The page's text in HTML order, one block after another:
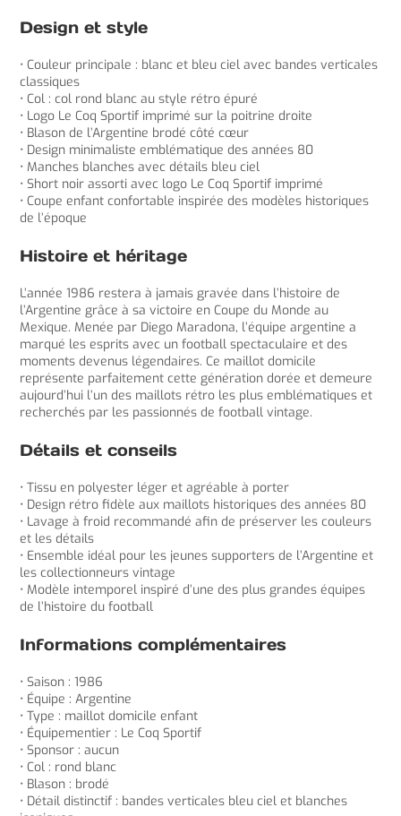
Design et style
• Couleur principale : blanc et bleu ciel avec bandes verticales
classiques
• Col : col rond blanc au style rétro épuré
• Logo Le Coq Sportif imprimé sur la poitrine droite
• Blason de l’Argentine brodé côté cœur
• Design minimaliste emblématique des années 80
• Manches blanches avec détails bleu ciel
• Short noir assorti avec logo Le Coq Sportif imprimé
• Coupe enfant confortable inspirée des modèles historiques
de l’époque
Histoire et héritage
L’année 1986 restera à jamais gravée dans l’histoire de
l’Argentine grâce à sa victoire en Coupe du Monde au
Mexique. Menée par Diego Maradona, l’équipe argentine a
marqué les esprits avec un football spectaculaire et des
moments devenus légendaires. Ce maillot domicile
représente parfaitement cette génération dorée et demeure
aujourd’hui l’un des maillots rétro les plus emblématiques et
recherchés par les passionnés de football vintage.
Détails et conseils
• Tissu en polyester léger et agréable à porter
• Design rétro fidèle aux maillots historiques des années 80
• Lavage à froid recommandé afin de préserver les couleurs
et les détails
• Ensemble idéal pour les jeunes supporters de l’Argentine et
les collectionneurs vintage
• Modèle intemporel inspiré d’une des plus grandes équipes
de l’histoire du football
Informations complémentaires
• Saison : 1986
• Équipe : Argentine
• Type : maillot domicile enfant
• Équipementier : Le Coq Sportif
• Sponsor : aucun
• Col : rond blanc
• Blason : brodé
• Détail distinctif : bandes verticales bleu ciel et blanches